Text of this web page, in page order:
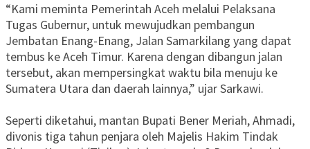
“Kami meminta Pemerintah Aceh melalui Pelaksana
Tugas Gubernur, untuk mewujudkan pembangun
Jembatan Enang-Enang, Jalan Samarkilang yang dapat
tembus ke Aceh Timur. Karena dengan dibangun jalan
tersebut, akan mempersingkat waktu bila menuju ke
Sumatera Utara dan daerah lainnya,” ujar Sarkawi.
Seperti diketahui, mantan Bupati Bener Meriah, Ahmadi,
divonis tiga tahun penjara oleh Majelis Hakim Tindak